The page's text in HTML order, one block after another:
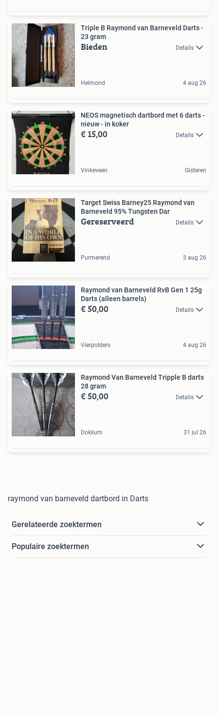
Triple B Raymond van Barneveld Darts -
23 gram
Bieden Details
Helmond 4 aug 26
NEOS magnetisch dartbord met 6 darts -
nieuw - in koker
€ 15,00 Details
Vinkeveen Gisteren
Target Swiss Barney25 Raymond van
Barneveld 95% Tungsten Dar
Gereserveerd Details
Purmerend 3 aug 26
Raymond van Barneveld RvB Gen 1 25g
Darts (alleen barrels)
€ 50,00 Details
Vierpolders 4 aug 26
Raymond Van Barneveld Tripple B darts
28 gram
€ 50,00 Details
Dokkum 31 jul 26
raymond van barneveld dartbord in Darts
Gerelateerde zoektermen
Populaire zoektermen